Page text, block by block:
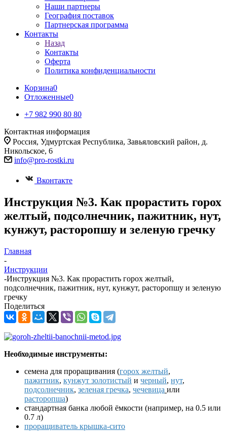
Наши партнеры
География поставок
Партнерская программа
Контакты
Назад
Контакты
Оферта
Политика конфиденциальности
Корзина0
Отложенные0
+7 982 990 80 80
Контактная информация
Россия, Удмуртская Республика, Завьяловский район, д.
Никольское, 6
info@pro-rostki.ru
Вконтакте
Инструкция №3. Как прорастить горох
желтый, подсолнечник, пажитник, нут,
кунжут, расторопшу и зеленую гречку
Главная
-
Инструкции
-Инструкция №3. Как прорастить горох желтый,
подсолнечник, пажитник, нут, кунжут, расторопшу и зеленую
гречку
Поделиться
Необходимые инструменты:
семена для проращивания (горох желтый,
пажитник, кунжут золотистый и черный, нут,
подсолнечник, зеленая гречка, чечевица или
расторопша)
стандартная банка любой ёмкости (например, на 0.5 или
0.7 л)
проращиватель крышка-сито